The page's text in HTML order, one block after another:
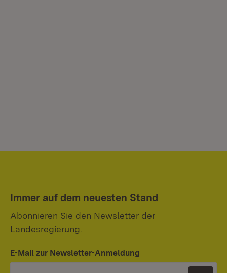
Immer auf dem neuesten Stand
Abonnieren Sie den Newsletter der
Landesregierung.
E-Mail zur Newsletter-Anmeldung